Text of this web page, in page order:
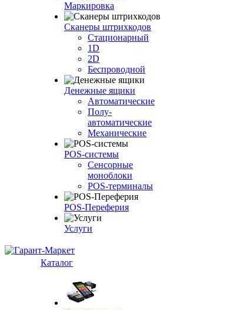
Маркировка
Сканеры штрихкодов
Стационарный
1D
2D
Беспроводной
Денежные ящики
Автоматические
Полу-
автоматические
Механические
POS-системы
Сенсорные
моноблоки
POS-терминалы
POS-Переферия
Услуги
Каталог